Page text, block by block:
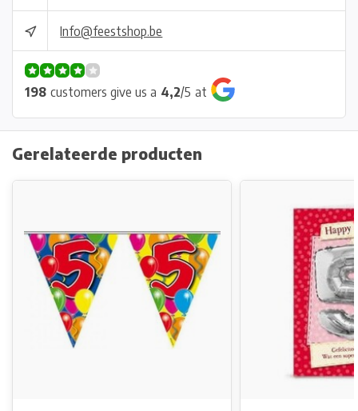
Info@feestshop.be
198 customers give us a 4,2/5 at
Gerelateerde producten